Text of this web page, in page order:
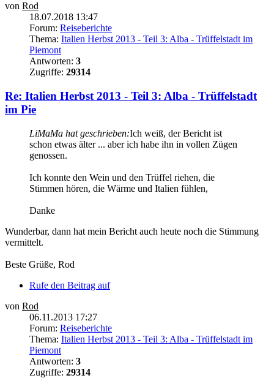
von Rod
18.07.2018 13:47
Forum: Reiseberichte
Thema: Italien Herbst 2013 - Teil 3: Alba - Trüffelstadt im
Piemont
Antworten: 3
Zugriffe: 29314
Re: Italien Herbst 2013 - Teil 3: Alba - Trüffelstadt
im Pie
LiMaMa hat geschrieben:Ich weiß, der Bericht ist
schon etwas älter ... aber ich habe ihn in vollen Zügen
genossen.
Ich konnte den Wein und den Trüffel riehen, die
Stimmen hören, die Wärme und Italien fühlen,
Danke
Wunderbar, dann hat mein Bericht auch heute noch die Stimmung
vermittelt.
Beste Grüße, Rod
Rufe den Beitrag auf
von Rod
06.11.2013 17:27
Forum: Reiseberichte
Thema: Italien Herbst 2013 - Teil 3: Alba - Trüffelstadt im
Piemont
Antworten: 3
Zugriffe: 29314